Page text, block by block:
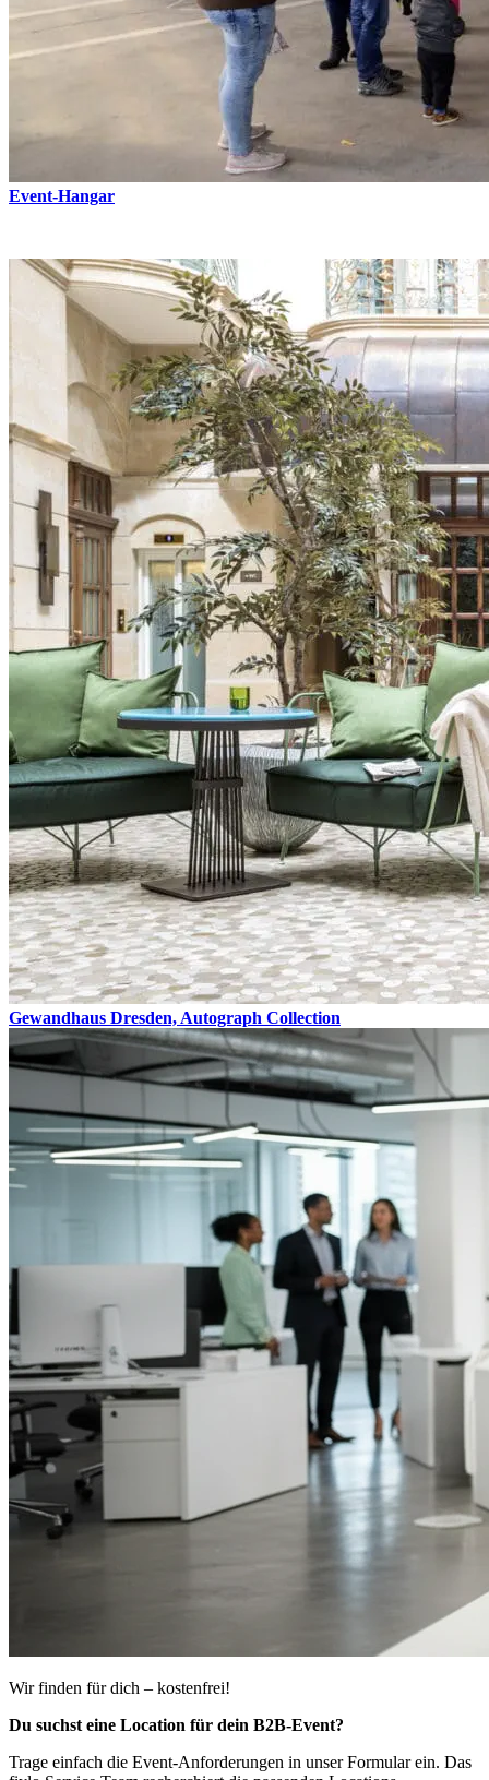
Event-Hangar
Gewandhaus Dresden, Autograph Collection
Wir finden für dich – kostenfrei!
Du suchst eine Location für dein B2B-Event?
Trage einfach die Event-Anforderungen in unser Formular ein. Das